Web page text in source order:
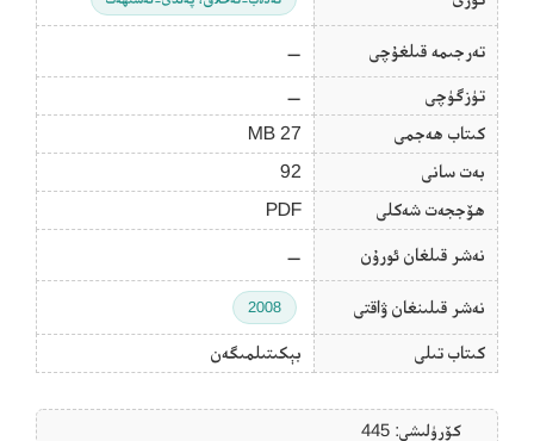
تەرجىمە قىلغۇچى —
تۈزگۈچى
—
كىتاب ھەجمى
27 MB
بەت سانى
92
ھۆججەت شەكلى
PDF
نەشر قىلغان ئورۇن —
نەشر قىلىنغان ۋاقتى 2008
كىتاب تىلى بېكىتىلمىگەن
كۆرۈلىشى: 445